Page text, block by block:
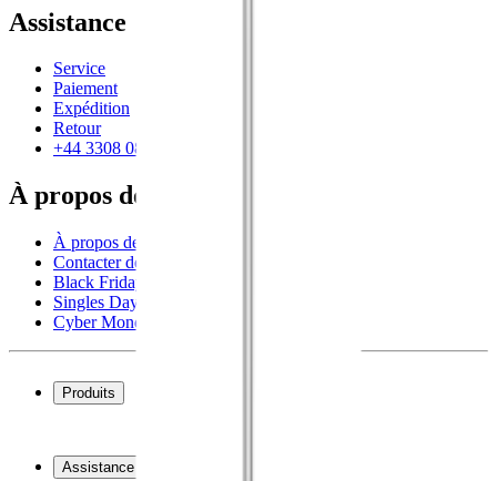
Assistance
Service
Paiement
Expédition
Retour
+44 3308 081634
À propos de nous
À propos de Wineandbarrels
Contacter des personnes
Black Friday
Singles Day
Cyber Monday
Produits
Casier á vin
Meubles à vin
Assistance